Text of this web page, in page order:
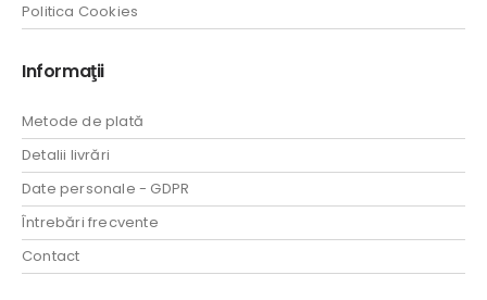
Politica Cookies
Informaţii
Metode de plată
Detalii livrări
Date personale - GDPR
Întrebări frecvente
Contact